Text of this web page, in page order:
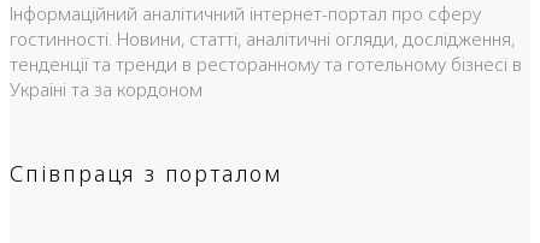
Інформаційний аналітичний інтернет-портал про сферу
гостинності. Новини, статті, аналітичні огляди, дослідження,
тенденції та тренди в ресторанному та готельному бізнесі в
Україні та за кордоном
Співпраця з порталом